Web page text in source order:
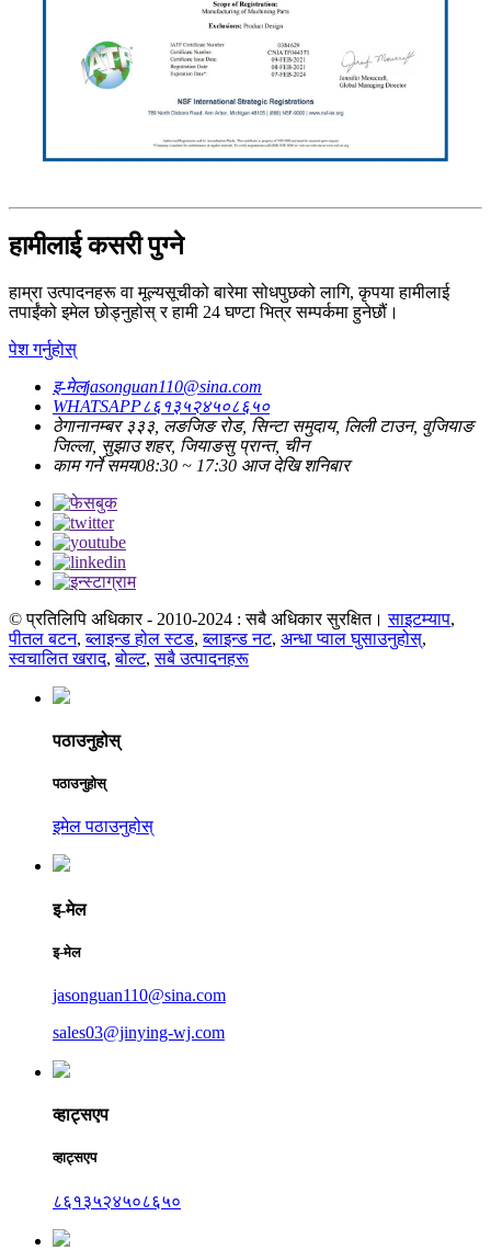
हामीलाई कसरी पुग्ने
हाम्रा उत्पादनहरू वा मूल्यसूचीको बारेमा सोधपुछको लागि, कृपया हामीलाई
तपाईंको इमेल छोड्नुहोस् र हामी 24 घण्टा भित्र सम्पर्कमा हुनेछौं।
पेश गर्नुहोस्
इ-मेलjasonguan110@sina.com
WHATSAPP८६१३५२४५०८६५०
ठेगानानम्बर ३३३, लङजिङ रोड, सिन्टा समुदाय, लिली टाउन, वुजियाङ
जिल्ला, सुझाउ शहर, जियाङसु प्रान्त, चीन
काम गर्ने समय08:30 ~ 17:30 आज देखि शनिबार
© प्रतिलिपि अधिकार - 2010-2024 : सबै अधिकार सुरक्षित। साइटम्याप,
पीतल बटन,ब्लाइन्ड होल स्टड,ब्लाइन्ड नट, अन्धा प्वाल घुसाउनुहोस्,
स्वचालित खराद,बोल्ट,सबै उत्पादनहरू
पठाउनुहोस्
पठाउनुहोस्
इमेल पठाउनुहोस्
इ-मेल
इ-मेल
jasonguan110@sina.com
sales03@jinying-wj.com
व्हाट्सएप
व्हाट्सएप
८६१३५२४५०८६५०